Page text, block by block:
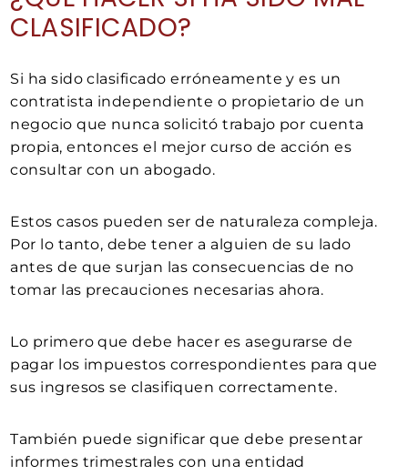
CLASIFICADO?
Si ha sido clasificado erróneamente y es un
contratista independiente o propietario de un
negocio que nunca solicitó trabajo por cuenta
propia, entonces el mejor curso de acción es
consultar con un abogado.
Estos casos pueden ser de naturaleza compleja.
Por lo tanto, debe tener a alguien de su lado
antes de que surjan las consecuencias de no
tomar las precauciones necesarias ahora.
Lo primero que debe hacer es asegurarse de
pagar los impuestos correspondientes para que
sus ingresos se clasifiquen correctamente.
También puede significar que debe presentar
informes trimestrales con una entidad